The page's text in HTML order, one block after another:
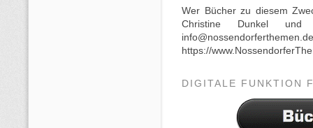
Wer Bücher zu diesem
Christine Dunkel und
https://
DIGITALE FUNKTION